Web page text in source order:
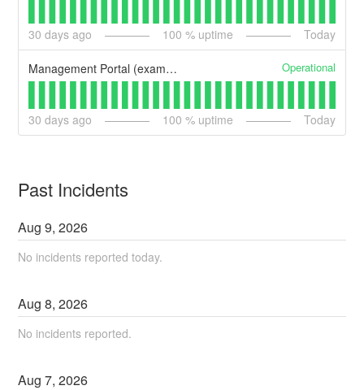
30 days ago 100 % uptime Today
Management Portal (example) Operational
30 days ago 100 % uptime Today
Past Incidents
Aug9,2026
No incidents reported today.
Aug8,2026
No incidents reported.
Aug7,2026